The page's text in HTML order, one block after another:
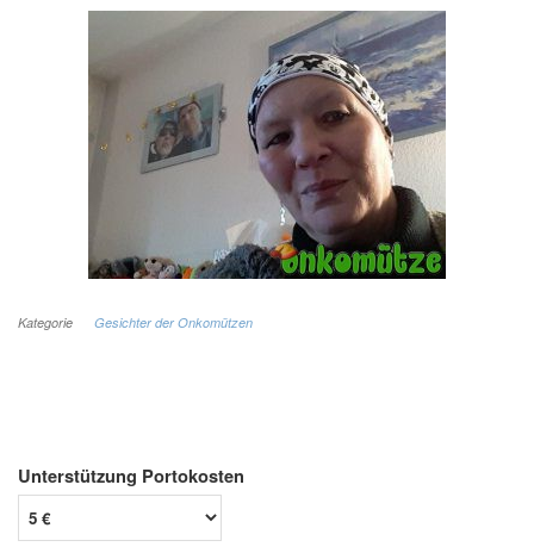
Kategorie Gesichter der Onkomützen
Unterstützung Portokosten